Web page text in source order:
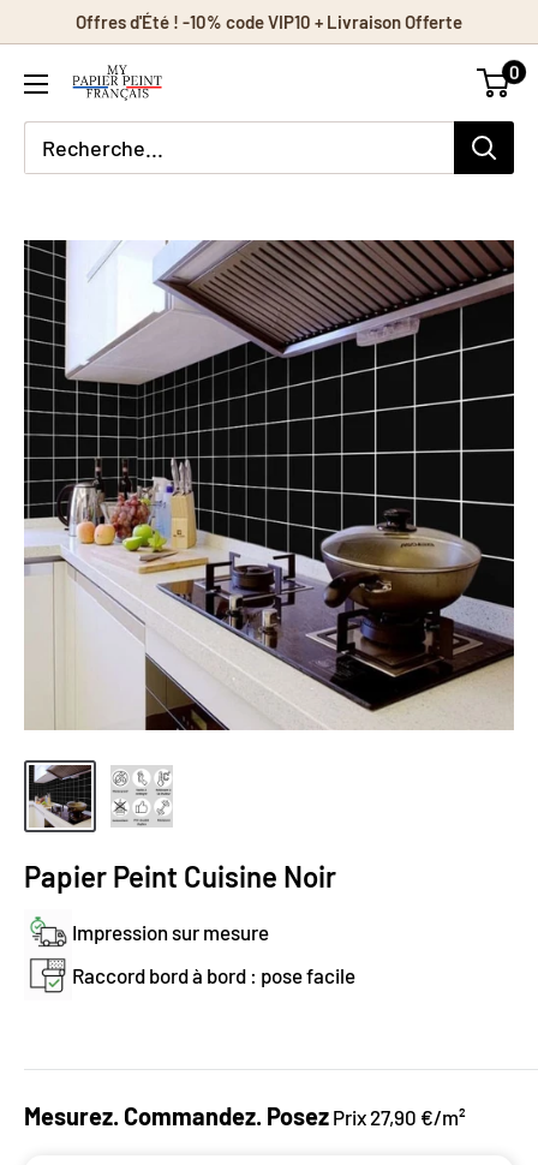
contenu
Offres d'Été ! -10% code VIP10 + Livraison Offerte
0
Papier Peint Cuisine Noir
Impression sur mesure
Raccord bord à bord : pose facile
Mesurez. Commandez. Posez Prix 27,90 €/m²